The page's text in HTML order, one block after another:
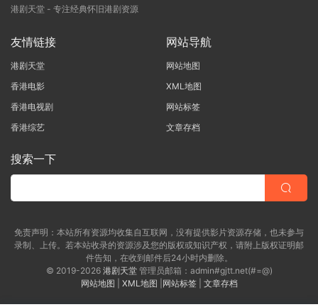
港剧天堂 - 专注经典怀旧港剧资源
友情链接
港剧天堂
香港电影
香港电视剧
香港综艺
网站导航
网站地图
XML地图
网站标签
文章存档
搜索一下
免责声明：本站所有资源均收集自互联网，没有提供影片资源存储，也未参与
录制、上传。若本站收录的资源涉及您的版权或知识产权，请附上版权证明邮
件告知，在收到邮件后24小时内删除。
© 2019-2026 港剧天堂管理员邮箱：admin#gjtt.net(#=@)
网站地图
XML地图 网站标签| 文章存档